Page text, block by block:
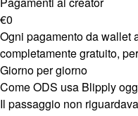
€0
Ogni pagamento da wallet
completamente gratuito,
Giorno per giorno
Come ODS usa Blipply
Il passaggio non